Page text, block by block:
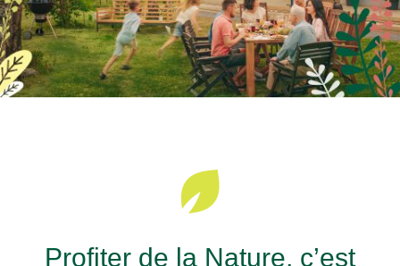
Profiter de la Nature, c’est